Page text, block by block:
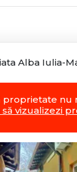
Alba Iulia-
proprietate nu
vizualizezi